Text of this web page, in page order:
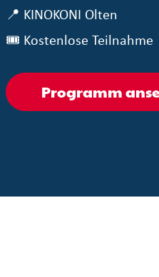
📍 KINOKONI Olten
🎟 Kostenlose Teilnahme
Programm